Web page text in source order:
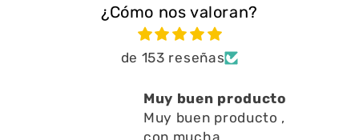
¿Cómo nos valoran?
de 153 reseñas
Muy buen producto
Muy buen producto ,